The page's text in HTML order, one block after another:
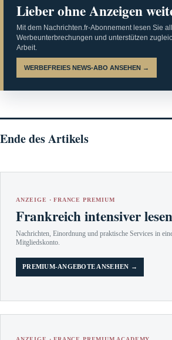
Lieber ohne Anzeigen
Mit dem Nachrichten.fr-Abonnement lesen Sie
Werbeunterbrechungen und unterstützen
Arbeit.
WERBEFREIES NEWS-ABO ANSEHEN →
Ende des Artikels
ANZEIGE · FRANCE PREMIUM
Frankreich intensiver lesen
Nachrichten, Einordnung und praktische Services in
Mitgliedskonto.
PREMIUM-ANGEBOTE ANSEHEN →